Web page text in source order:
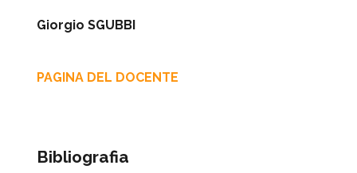
Giorgio SGUBBI
PAGINA DEL DOCENTE
Bibliografia